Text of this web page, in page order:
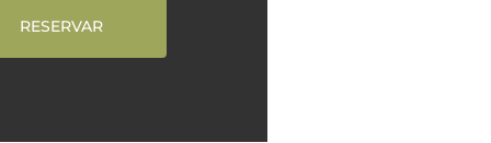
RESERVAR